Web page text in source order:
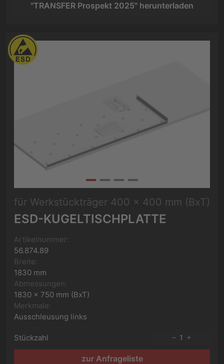
"TRANSFER Prospekt 2025" herunterladen
für Werkstückträger 400 x 400 mm (BxT)
ESD-KUGELTISCHPLATTE
Artikelnummer:
56.874.89
Breite:
1830 mm
Abmessungen:
1830 x 750 mm (BxT)
Merkmale:
Ausschleusung links
Stückzahl 1
zur Anfrageliste